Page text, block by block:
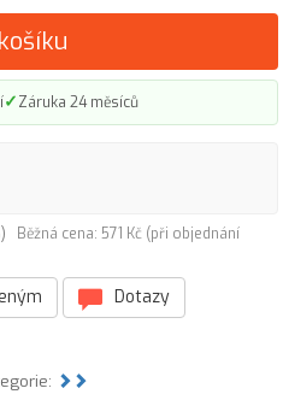
✓Záruka 24 měsíců
Běžná cena: 571 Kč (při objednání
Dotazy